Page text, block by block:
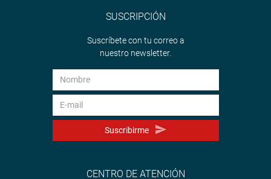
SUSCRIPCIÓN
Suscríbete con tu correo a
nuestro newsletter.
Suscribirme
CENTRO DE ATENCIÓN